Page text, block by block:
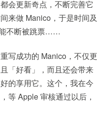
会更新奇点，不断完善它
来做 Manico，于是时间及
不断被跳票……
写成功的 Manico，不仅更
「好看」，而且还会带来
的享用它。这个，我在今
等 Apple 审核通过以后，